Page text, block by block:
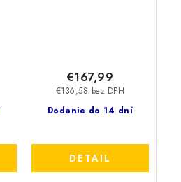
Dodanie do 14 dní
€136,58 bez DPH
€167,99
DETAIL